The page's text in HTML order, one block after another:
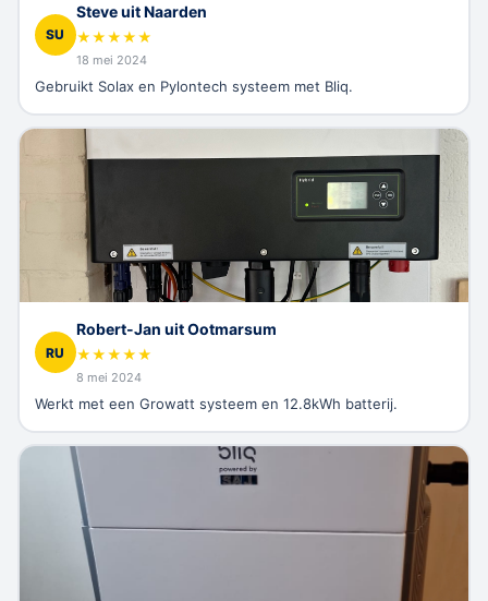
SU
Steve uit Naarden
★★★★★
18 mei 2024
Gebruikt Solax en Pylontech systeem met Bliq.
RU
Robert-Jan uit Ootmarsum
★★★★★
8 mei 2024
Werkt met een Growatt systeem en 12.8kWh batterij.